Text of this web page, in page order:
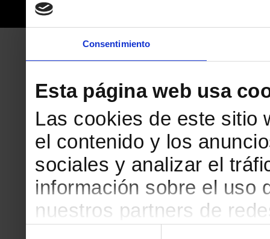
Consentimiento
Esta página web usa
Las cookies de este sitio
el contenido y los
sociales y analizar el
información sobre el uso
nuestros partners de